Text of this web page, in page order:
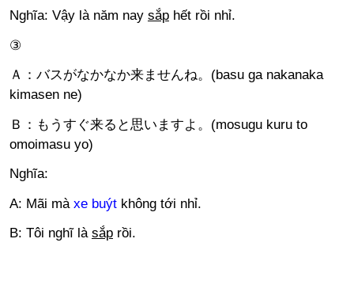
Nghĩa: Vậy là năm nay sắphết rồi nhỉ.
③
Ａ：バスがなかなか来ませんね。(basu ga nakanaka
kimasen ne)
Ｂ：もうすぐ来ると思いますよ。(mosugu kuru to
omoimasu yo)
Nghĩa:
A: Mãi mà xe buýtkhông tới nhỉ.
B: Tôi nghĩ là sắprồi.